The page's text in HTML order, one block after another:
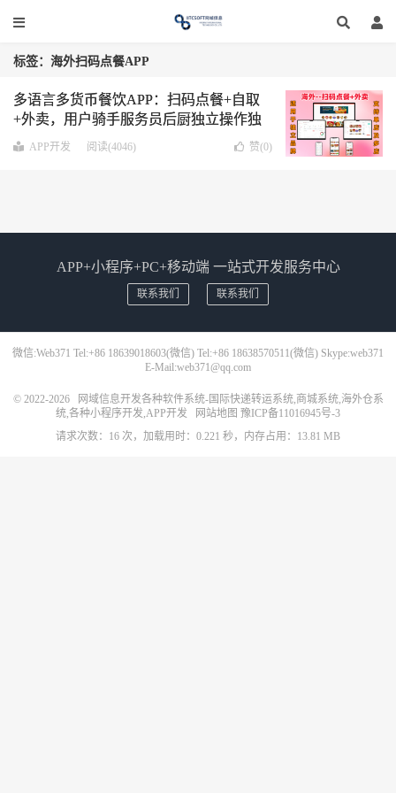
标签：海外扫码点餐APP
多语言多货币餐饮APP：扫码点餐+自取
+外卖，用户骑手服务员后厨独立操作独
立应用，适用独立品牌单多店
APP开发 阅读(4046) 赞(0)
APP+小程序+PC+移动端 一站式开发服务中心
联系我们 联系我们
微信:Web371 Tel:+86 18639018603(微信) Tel:+86 18638570511(微信) Skype:web371
E-Mail:web371@qq.com
© 2022-2026
网域信息开发各种软件系统-国际快递转运系统,商城系统,海外仓系
统,各种小程序开发,APP开发
网站地图 豫ICP备11016945号-3
请求次数：16 次，加载用时：0.221 秒，内存占用：13.81 MB